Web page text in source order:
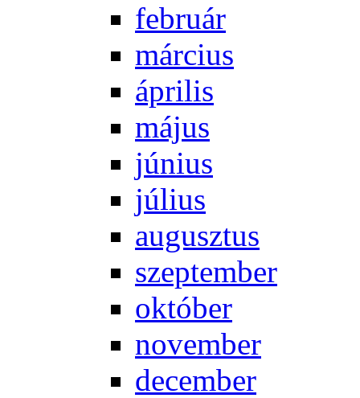
feb­ru­ár
már­ci­us
áp­ri­lis
má­jus
jú­ni­us
jú­li­us
au­gusz­tus
szep­tem­ber
ok­tó­ber
no­vem­ber
de­cem­ber